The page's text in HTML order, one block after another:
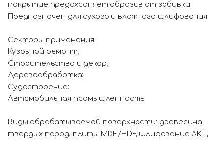
покрытие предохраняет абразив от забивки.
Предназначен для сухого и влажного шлифования.
Секторы применения:
Кузовной ремонт;
Строительство и декор;
Деревообработка;
Судостроение;
Автомобильная промышленность.
Виды обрабатываемой поверхности: древесина
твердых пород, плиты MDF/HDF, шлифование ЛКП,